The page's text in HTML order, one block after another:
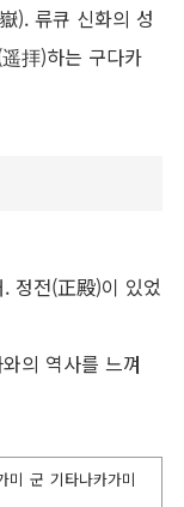
). 류큐 신화의 성
拝)하는 구다카
정전(正殿)이 있었
의 역사를 느껴
미 군 기타나카가미